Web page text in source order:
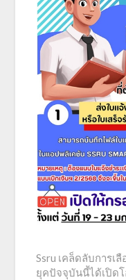
Ssru เคล็ดลับการเ
ยุคปัจจุบันนี้ได้เปิดโ